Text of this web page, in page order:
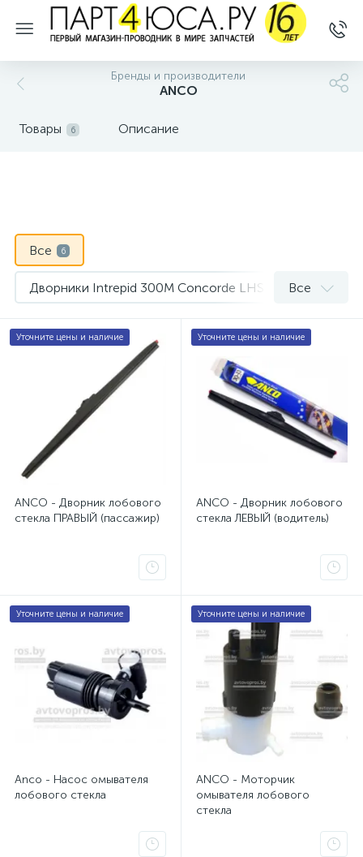
Бренды и производители
ANCO
Товары 6 Описание
Все 6
Дворники Intrepid 300M Concorde LHS
Моторчик омывателя стекла Chrysler Sebring
Моторчик омывателя стекла Dodge Caravan
Моторчик омывателя стекла Jeep Grand Cherokee WK2
Все
Уточните цены и наличие
ANCO - Дворник лобового
стекла ПРАВЫЙ (пассажир)
Уточните цены и наличие
ANCO - Дворник лобового
стекла ЛЕВЫЙ (водитель)
Уточните цены и наличие
Anco - Насос омывателя
лобового стекла
Уточните цены и наличие
ANCO - Моторчик
омывателя лобового
стекла